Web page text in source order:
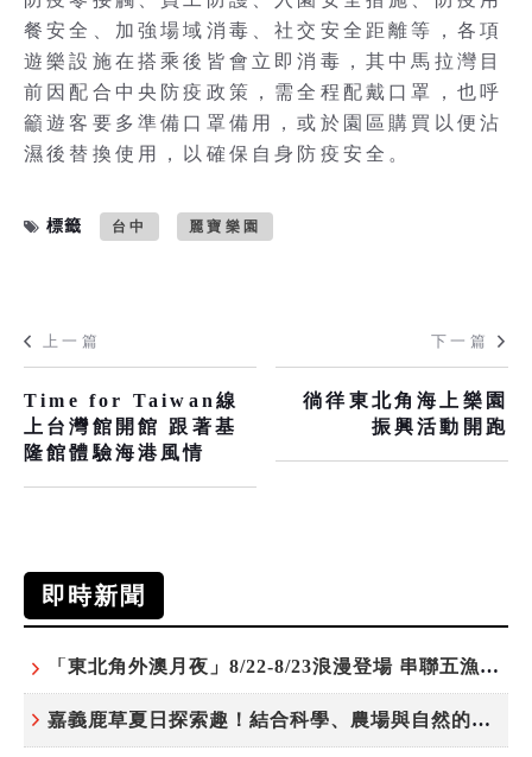
餐安全、加強場域消毒、社交安全距離等，各項
遊樂設施在搭乘後皆會立即消毒，其中馬拉灣目
前因配合中央防疫政策，需全程配戴口罩，也呼
籲遊客要多準備口罩備用，或於園區購買以便沾
濕後替換使用，以確保自身防疫安全。
標籤 台中 麗寶樂園
上一篇
Time for Taiwan線
上台灣館開館 跟著基
隆館體驗海港風情
下一篇
徜徉東北角海上樂園
振興活動開跑
即時新聞
「東北角外澳月夜」8/22-8/23浪漫登場 串聯五漁村、音樂、市集、火舞與慢旅共度夏夜
嘉義鹿草夏日探索趣！結合科學、農場與自然的親子小旅行